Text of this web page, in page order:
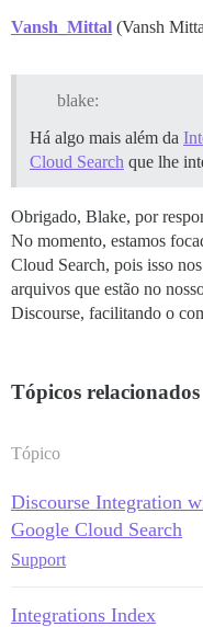
Vansh_Mittal (Vansh
blake:
Há algo mais além da
Cloud Search que lhe
Obrigado, Blake, por
No momento, estamos
Cloud Search, pois isso
arquivos que estão no
Discourse, facilitando o
Tópicos relacionados
Tópico
Discourse Integration
Google Cloud Search
Support
Integrations Index